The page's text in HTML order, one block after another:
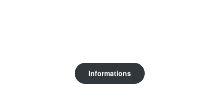
Informations